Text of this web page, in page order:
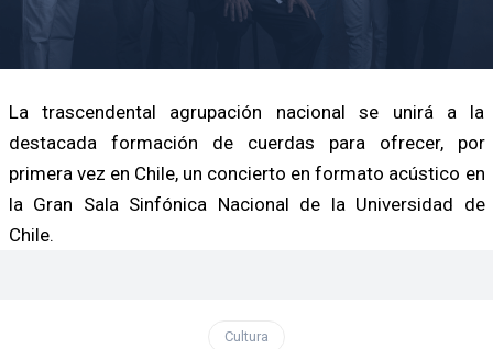
La trascendental agrupación nacional se unirá a la
destacada formación de cuerdas para ofrecer, por
primera vez en Chile, un concierto en formato acústico en
la Gran Sala Sinfónica Nacional de la Universidad de
Chile.
Cultura